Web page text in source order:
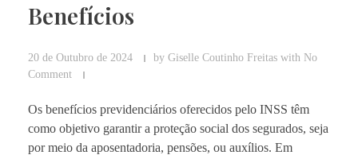
Benefícios
20 de Outubro de 2024 by Giselle Coutinho Freitas with No
Comment
Os benefícios previdenciários oferecidos pelo INSS têm
como objetivo garantir a proteção social dos segurados, seja
por meio da aposentadoria, pensões, ou auxílios. Em